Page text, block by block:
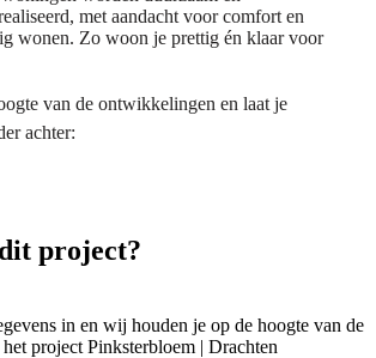
met aandacht voor comfort en
wonen. Zo woon je prettig én klaar voor
van de ontwikkelingen en laat je
achter:
project?
in en wij houden je op de hoogte van de
project Pinksterbloem | Drachten